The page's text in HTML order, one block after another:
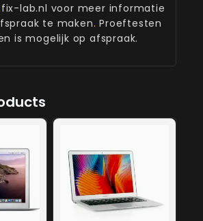
.fix-lab.nl voor meer informatie
te maken. Proeftesten
is mogelijk op afspraak.